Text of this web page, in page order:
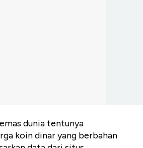
dunia tentunya
koin dinar yang berbahan